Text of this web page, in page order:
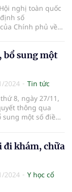
nghị toàn quốc
số
Chính phủ về
Bảo hiểm y tế.
bổ sung một
2024
Tin tức
8, ngày 27/11,
thông qua
sung một số điều
đi khám, chữa
2024
Y học cổ